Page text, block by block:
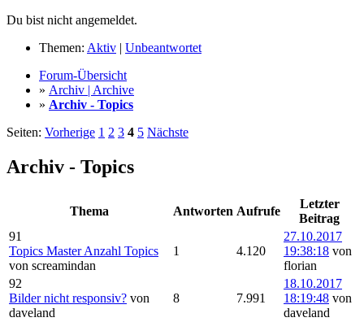
Du bist nicht angemeldet.
Themen: Aktiv | Unbeantwortet
Forum-Übersicht
» Archiv | Archive
» Archiv - Topics
Seiten: Vorherige 1 2 3 4 5 Nächste
Archiv - Topics
Thema Antworten Aufrufe
Letzter
Beitrag
91
Topics Master Anzahl Topics
von screamindan
1 4.120
27.10.2017
19:38:18 von
florian
92
Bilder nicht responsiv? von
daveland
8 7.991
18.10.2017
18:19:48 von
daveland